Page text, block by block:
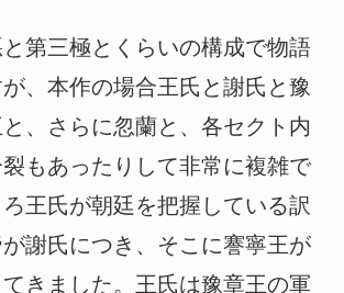
第三極とくらいの構成で物語
、本作の場合王氏と謝氏と豫
、さらに忽蘭と、各セクト内
もあったりして非常に複雑で
王氏が朝廷を把握している訳
謝氏につき、そこに謇寧王が
きました。王氏は豫章王の軍